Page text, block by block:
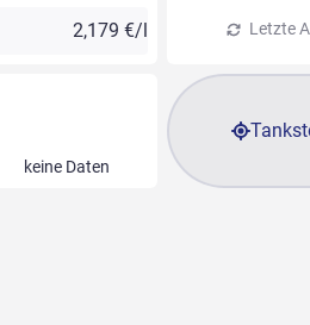
2,179 €/l Letzte
keine Daten